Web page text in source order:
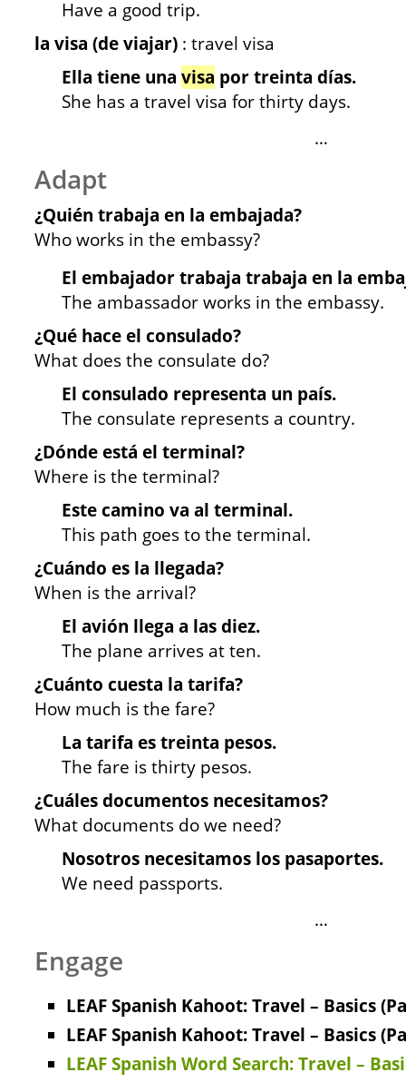
Have a good trip.
la visa (de viajar) : travel visa
Ella tiene una visa por treinta días.
She has a travel visa for thirty days.
…
Adapt
¿Quién trabaja en la embajada?
Who works in the embassy?
El embajador trabaja trabaja en la
The ambassador works in the embassy.
¿Qué hace el consulado?
What does the consulate do?
El consulado representa un país.
The consulate represents a country.
¿Dónde está el terminal?
Where is the terminal?
Este camino va al terminal.
This path goes to the terminal.
¿Cuándo es la llegada?
When is the arrival?
El avión llega a las diez.
The plane arrives at ten.
¿Cuánto cuesta la tarifa?
How much is the fare?
La tarifa es treinta pesos.
The fare is thirty pesos.
¿Cuáles documentos necesitamos?
What documents do we need?
Nosotros necesitamos los pasaportes.
We need passports.
…
Engage
LEAF Spanish Kahoot: Travel – Basics
LEAF Spanish Kahoot: Travel – Basics
LEAF Spanish Word Search: Travel –